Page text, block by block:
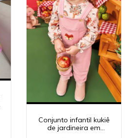
Conjunto infantil kukiê
de jardineira em